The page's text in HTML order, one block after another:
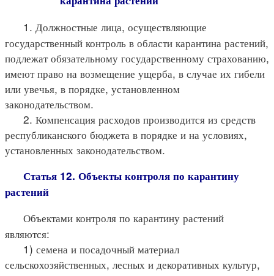
1. Должностные лица, осуществляющие
государственный контроль в области карантина растений,
подлежат обязательному государственному страхованию,
имеют право на возмещение ущерба, в случае их гибели
или увечья, в порядке, установленном
законодательством.
2. Компенсация расходов производится из средств
республиканского бюджета в порядке и на условиях,
установленных законодательством.
Статья 12. Объекты контроля по карантину
растений
Объектами контроля по карантину растений
являются:
1) семена и посадочный материал
сельскохозяйственных, лесных и декоративных культур,